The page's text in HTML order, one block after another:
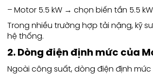
– Motor 5.5 kW → chọn biến tần 5.5
Trong nhiều trường hợp tải nặng, kỹ
hệ thống.
2. Dòng điện định mức của
Ngoài công suất, dòng điện định